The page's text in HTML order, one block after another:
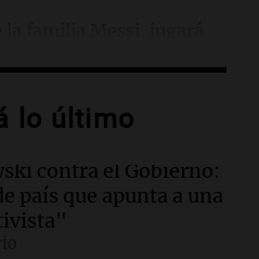
lo último
contra el Gobierno:
país que apunta a una